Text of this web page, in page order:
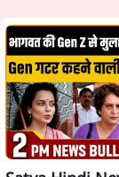
में
सीजेपी
एजेंडा